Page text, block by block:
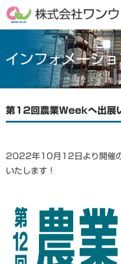
インフォメーシ
第12回農業Weekへ出展
2022年10月12日より開催
いたします！